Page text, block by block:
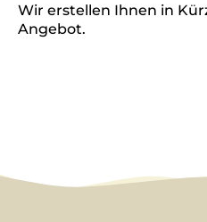
Wir erstellen Ihnen in
Angebot.